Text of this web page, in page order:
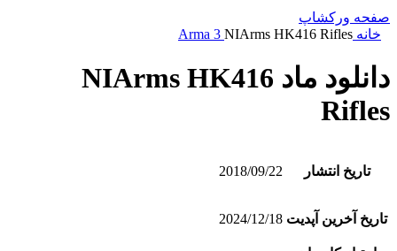
صفحه ورکشاپ
خانه
Arma 3 NIArms HK416 Rifles
دانلود ماد NIArms HK416
Rifles
تاریخ انتشار 2018/09/22
تاریخ آخرین آپدیت 2024/12/18